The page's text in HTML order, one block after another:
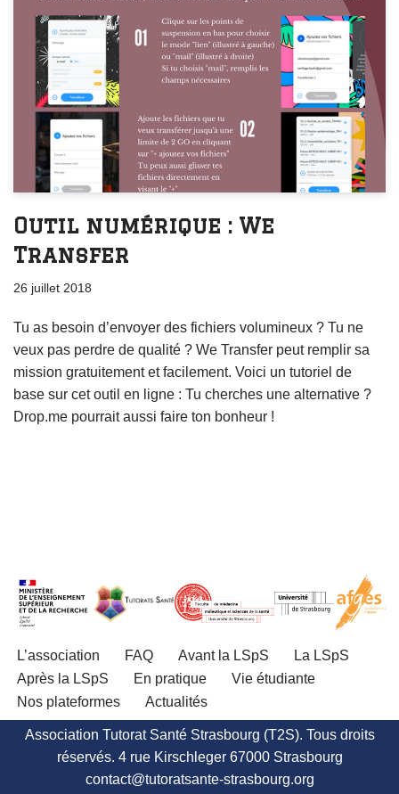
Outil numérique : We
Transfer
26 juillet 2018
Tu as besoin d’envoyer des fichiers volumineux ? Tu ne
veux pas perdre de qualité ? We Transfer peut remplir sa
mission gratuitement et facilement. Voici un tutoriel de
base sur cet outil en ligne : Tu cherches une alternative ?
Drop.me pourrait aussi faire ton bonheur !
L’association FAQ Avant la LSpS
La LSpS
Après la LSpS
En pratique
Vie étudiante
Nos plateformes
Actualités
Association Tutorat Santé Strasbourg (T2S). Tous droits
réservés. 4 rue Kirschleger 67000 Strasbourg
contact@tutoratsante-strasbourg.org